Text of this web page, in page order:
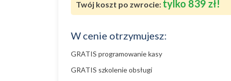
Twój koszt po zwrocie: tylko 839 zł!
W cenie otrzymujesz:
GRATIS programowanie kasy
GRATIS szkolenie obsługi